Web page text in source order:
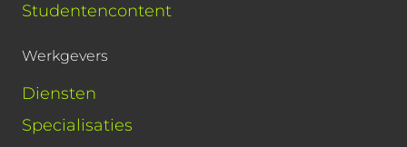
Studentencontent
Werkgevers
Diensten
Specialisaties